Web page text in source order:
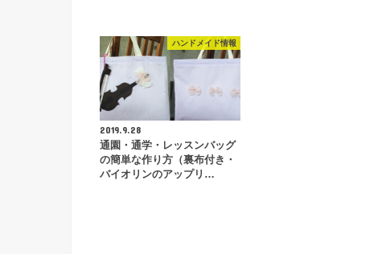
ハンドメイド情報
2019.9.28
通園・通学・レッスンバッグ
の簡単な作り方（裏布付き・
バイオリンのアップリ…